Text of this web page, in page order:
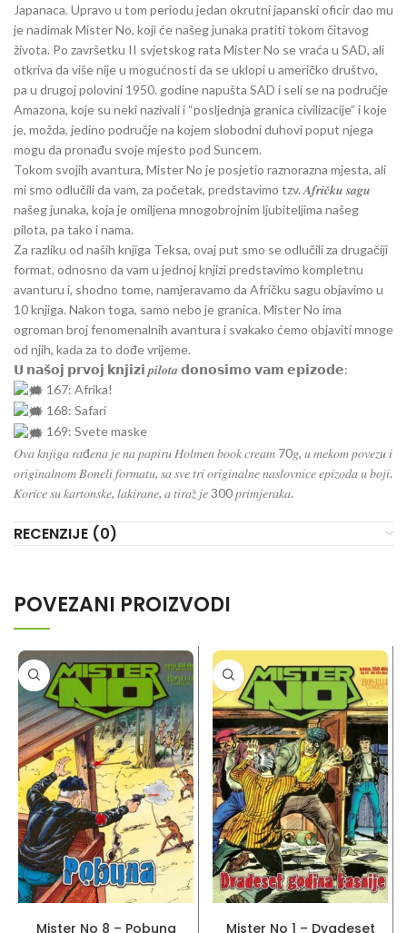
Japanaca. Upravo u tom periodu jedan okrutni japanski oficir dao mu
je nadimak Mister No, koji će našeg junaka pratiti tokom čitavog
života. Po završetku II svjetskog rata Mister No se vraća u SAD, ali
otkriva da više nije u mogućnosti da se uklopi u američko društvo,
pa u drugoj polovini 1950. godine napušta SAD i seli se na područje
Amazona, koje su neki nazivali i “posljednja granica civilizacije” i koje
je, možda, jedino područje na kojem slobodni duhovi poput njega
mogu da pronađu svoje mjesto pod Suncem.
Tokom svojih avantura, Mister No je posjetio raznorazna mjesta, ali
mi smo odlučili da vam, za početak, predstavimo tzv. 𝑨𝒇𝒓𝒊𝒄̌𝒌𝒖 𝒔𝒂𝒈𝒖
našeg junaka, koja je omiljena mnogobrojnim ljubiteljima našeg
pilota, pa tako i nama.
Za razliku od naših knjiga Teksa, ovaj put smo se odlučili za drugačiji
format, odnosno da vam u jednoj knjizi predstavimo kompletnu
avanturu i, shodno tome, namjeravamo da Afričku sagu objavimo u
10 knjiga. Nakon toga, samo nebo je granica. Mister No ima
ogroman broj fenomenalnih avantura i svakako ćemo objaviti mnoge
od njih, kada za to dođe vrijeme.
𝗨 𝗻𝗮𝘀̌𝗼𝗷 𝗽𝗿𝘃𝗼𝗷 𝗸𝗻𝗷𝗶𝘇𝗶 𝒑𝒊𝒍𝒐𝒕𝒂 𝗱𝗼𝗻𝗼𝘀𝗶𝗺𝗼 𝘃𝗮𝗺 𝗲𝗽𝗶𝘇𝗼𝗱𝗲:
167: Afrika!
168: Safari
169: Svete maske
𝑂𝑣𝑎 𝑘𝑛𝑗𝑖𝑔𝑎 𝑟𝑎đ𝑒𝑛𝑎 𝑗𝑒 𝑛𝑎 𝑝𝑎𝑝𝑖𝑟𝑢 𝐻𝑜𝑙𝑚𝑒𝑛 𝑏𝑜𝑜𝑘 𝑐𝑟𝑒𝑎𝑚 70𝑔, 𝑢 𝑚𝑒𝑘𝑜𝑚 𝑝𝑜𝑣𝑒𝑧𝑢 𝑖
𝑜𝑟𝑖𝑔𝑖𝑛𝑎𝑙𝑛𝑜𝑚 𝐵𝑜𝑛𝑒𝑙𝑖 𝑓𝑜𝑟𝑚𝑎𝑡𝑢, 𝑠𝑎 𝑠𝑣𝑒 𝑡𝑟𝑖 𝑜𝑟𝑖𝑔𝑖𝑛𝑎𝑙𝑛𝑒 𝑛𝑎𝑠𝑙𝑜𝑣𝑛𝑖𝑐𝑒 𝑒𝑝𝑖𝑧𝑜𝑑𝑎 𝑢 𝑏𝑜𝑗𝑖.
𝐾𝑜𝑟𝑖𝑐𝑒 𝑠𝑢 𝑘𝑎𝑟𝑡𝑜𝑛𝑠𝑘𝑒, 𝑙𝑎𝑘𝑖𝑟𝑎𝑛𝑒, 𝑎 𝑡𝑖𝑟𝑎𝑧̌ 𝑗𝑒 300 𝑝𝑟𝑖𝑚𝑗𝑒𝑟𝑎𝑘𝑎.
RECENZIJE (0)
POVEZANI PROIZVODI
Mister No 8 – Pobuna Mister No 1 – Dvadeset